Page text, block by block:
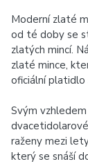
Moderní zlaté
od té doby se
zlatých mincí.
zlaté mince,
oficiální platidlo
Svým
raženy mezi
který se snáší